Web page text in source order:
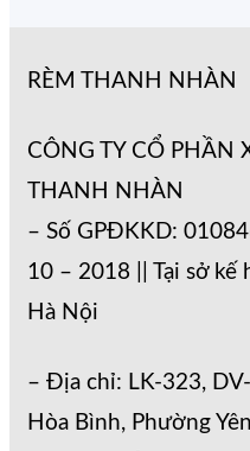
RÈM THANH NHÀN
CÔNG TY CỔ PHẦN
THANH NHÀN
– Số GPĐKKD:
10 – 2018 || Tại sở kế
Hà Nội
– Địa chỉ: LK-323,
Hòa Bình, Phường